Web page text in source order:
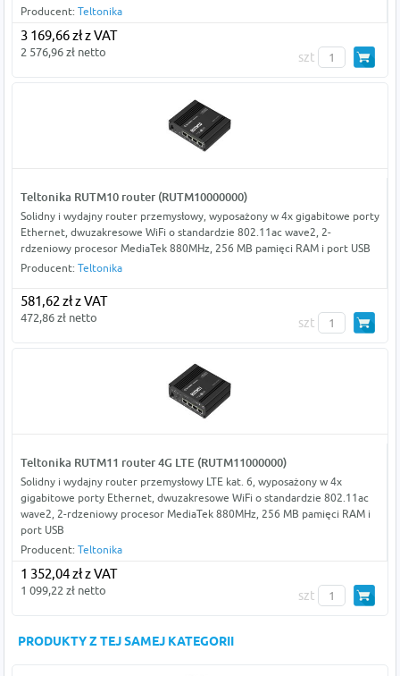
Producent: Teltonika
3 169,66 zł z VAT
2 576,96 zł netto szt
Teltonika RUTM10 router (RUTM10000000)
Solidny i wydajny router przemysłowy, wyposażony w 4x gigabitowe porty
Ethernet, dwuzakresowe WiFi o standardzie 802.11ac wave2, 2-
rdzeniowy procesor MediaTek 880MHz, 256 MB pamięci RAM i port USB
Producent: Teltonika
581,62 zł z VAT
472,86 zł netto szt
Teltonika RUTM11 router 4G LTE (RUTM11000000)
Solidny i wydajny router przemysłowy LTE kat. 6, wyposażony w 4x
gigabitowe porty Ethernet, dwuzakresowe WiFi o standardzie 802.11ac
wave2, 2-rdzeniowy procesor MediaTek 880MHz, 256 MB pamięci RAM i
port USB
Producent: Teltonika
1 352,04 zł z VAT
1 099,22 zł netto szt
PRODUKTY Z TEJ SAMEJ KATEGORII